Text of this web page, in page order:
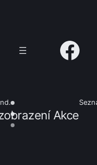
Facebook
Akce